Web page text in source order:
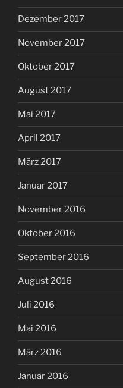
Dezember 2017
November 2017
Oktober 2017
August 2017
Mai 2017
April 2017
März 2017
Januar 2017
November 2016
Oktober 2016
September 2016
August 2016
Juli 2016
Mai 2016
März 2016
Januar 2016